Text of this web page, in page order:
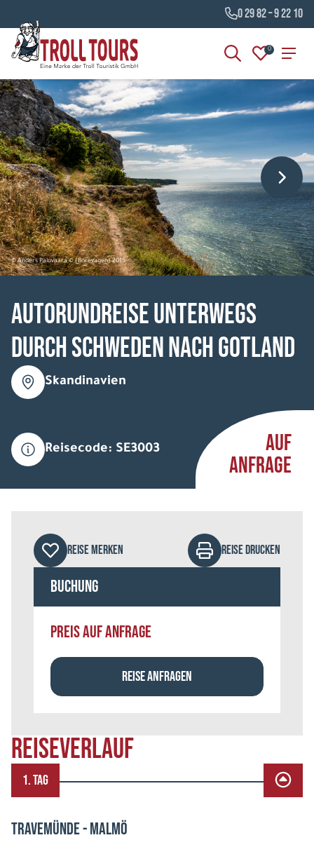
0 29 82 – 9 22 10
0
© Anders Palovaara © (Borevagen) 2015
Autorundreise Unterwegs
durch Schweden nach Gotland
Skandinavien
Reisecode: SE3003
AUF
ANFRAGE
REISEVERLAUF
1. TAG
TRAVEMÜNDE - MALMÖ
REISE MERKEN REISE DRUCKEN
Buchung
PREIS AUF ANFRAGE
REISE ANFRAGEN